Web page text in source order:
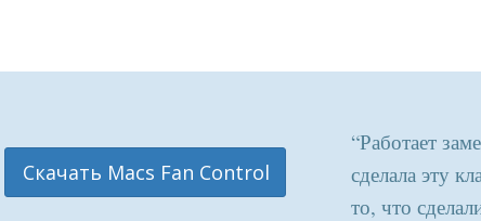
Скачать Macs Fan Control
“Работает
сделала эту
то, что